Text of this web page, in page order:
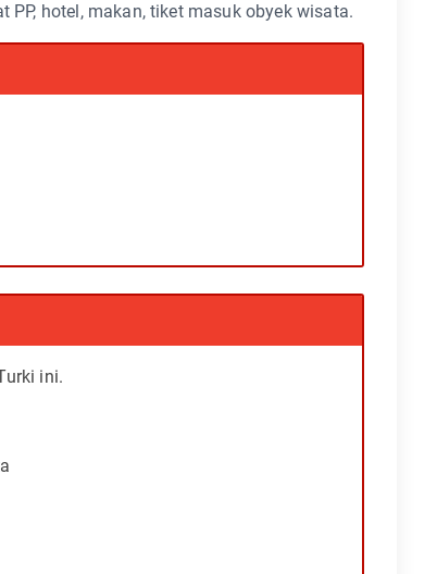
hotel, makan, tiket masuk obyek wisata.
ini.